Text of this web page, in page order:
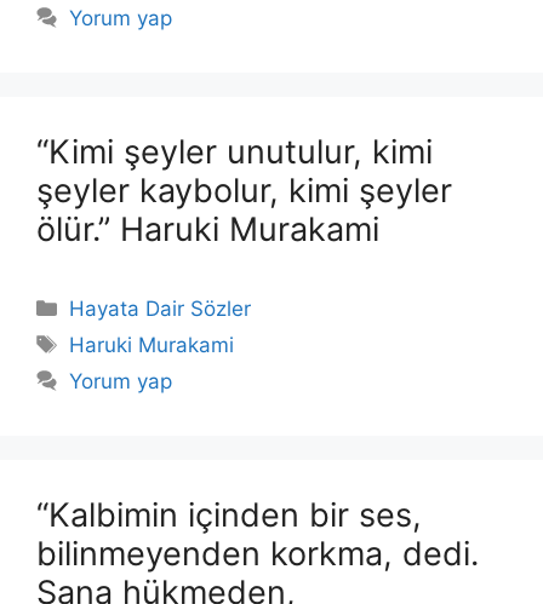
Yorum yap
“Kimi şeyler unutulur, kimi
şeyler kaybolur, kimi şeyler
ölür.” Haruki Murakami
Kategoriler
Hayata Dair Sözler
Etiketler
Haruki Murakami
Yorum yap
“Kalbimin içinden bir ses,
bilinmeyenden korkma, dedi.
Sana hükmeden,